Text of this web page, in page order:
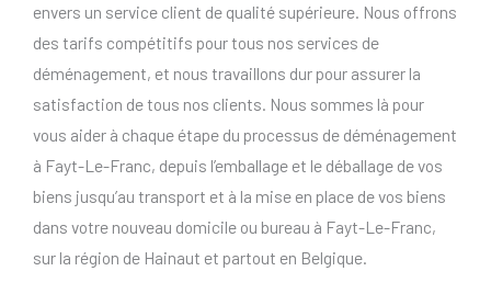
envers un service client de qualité supérieure. Nous offrons
des tarifs compétitifs pour tous nos services de
déménagement, et nous travaillons dur pour assurer la
satisfaction de tous nos clients. Nous sommes là pour
vous aider à chaque étape du processus de déménagement
à Fayt-Le-Franc, depuis l’emballage et le déballage de vos
biens jusqu’au transport et à la mise en place de vos biens
dans votre nouveau domicile ou bureau à Fayt-Le-Franc,
sur la région de Hainaut et partout en Belgique.